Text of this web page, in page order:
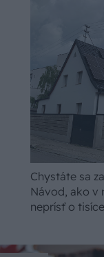
Chystáte sa
Návod, ako v
neprísť o